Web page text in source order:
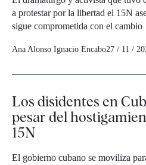
a protestar por la libertad el 15N
sigue comprometida con el cambio
Ana Alonso Ignacio Encabo27 / 11 /
Los disidentes en
pesar del
15N
El gobierno cubano se moviliza